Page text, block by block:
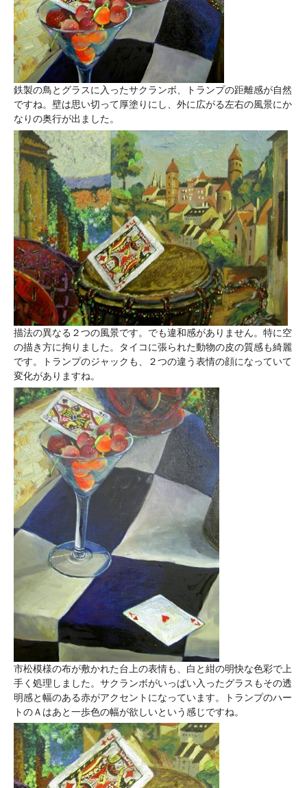
鉄製の鳥とグラスに入ったサクランボ、トランプの距離感が自然
ですね。壁は思い切って厚塗りにし、外に広がる左右の風景にか
なりの奥行が出ました。
描法の異なる２つの風景です。でも違和感がありません。特に空
の描き方に拘りました。タイコに張られた動物の皮の質感も綺麗
です。トランプのジャックも、２つの違う表情の顔になっていて
変化がありますね。
市松模様の布が敷かれた台上の表情も、白と紺の明快な色彩で上
手く処理しました。サクランボがいっぱい入ったグラスもその透
明感と幅のある赤がアクセントになっています。トランプのハー
トのＡはあと一歩色の幅が欲しいという感じですね。